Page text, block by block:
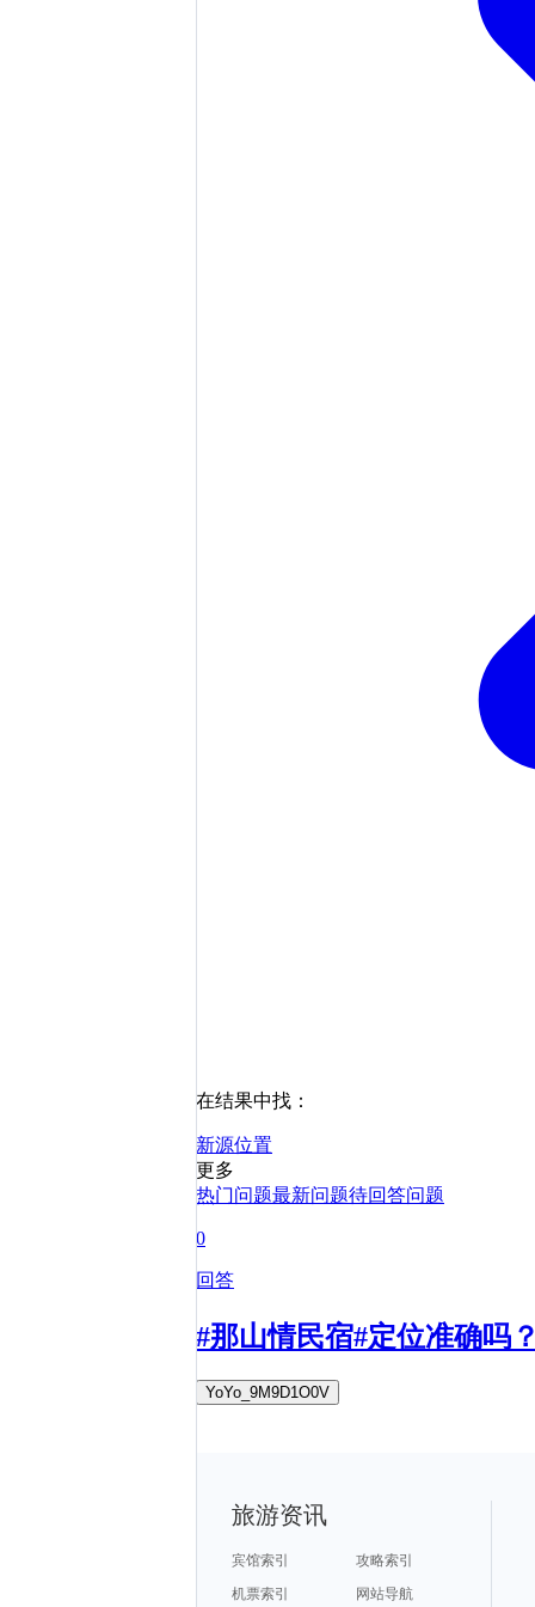
在结果中找：
新源位置
更多
热门问题最新问题待回答问题
0
回答
#那山情民宿#定位准确吗
YoYo_9M9D1O0V
旅游资讯
宾馆索引
攻略索引
机票索引
网站导航